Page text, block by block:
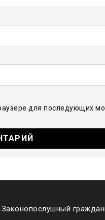
для последующих
Законопослушный